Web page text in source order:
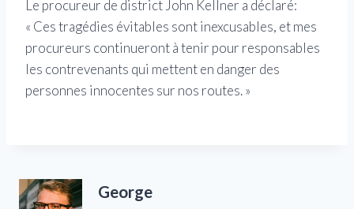
Le procureur de district John Kellner a déclaré:
« Ces tragédies évitables sont inexcusables, et mes
procureurs continueront à tenir pour responsables
les contrevenants qui mettent en danger des
personnes innocentes sur nos routes. »
George